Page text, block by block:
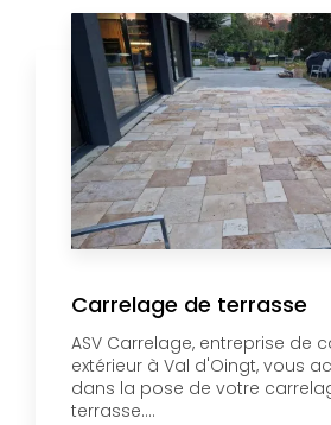
Carrelage de terrasse
ASV Carrelage, entreprise de
extérieur à Val d'Oingt, vous
dans la pose de votre
terrasse....